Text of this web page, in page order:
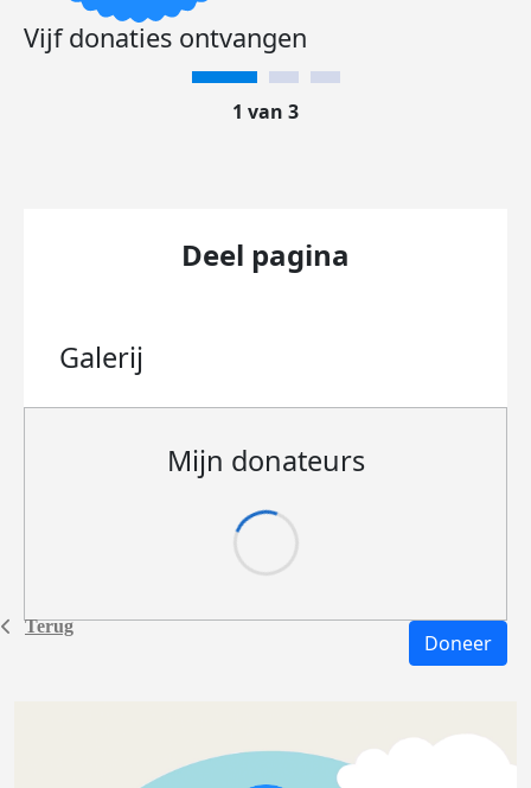
Terug
Vijf donaties ontvangen
1 van 3
Deel pagina
Galerij
Mijn donateurs
Doneer